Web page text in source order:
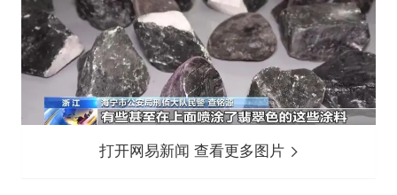
打开网易新闻 查看更多图片